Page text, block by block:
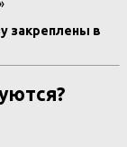
закреплены в